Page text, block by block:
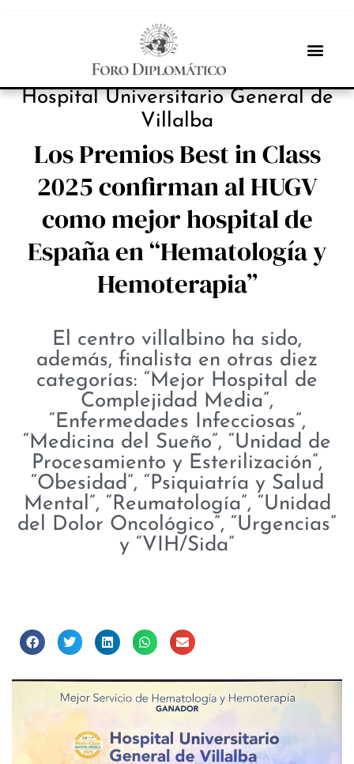
INBOX INTERNACIONAL
Hospital Universitario General de
Villalba
Los Premios Best in Class
2025 confirman al HUGV
como mejor hospital de
España en “Hematología y
Hemoterapia”
El centro villalbino ha sido,
además, finalista en otras diez
categorías: “Mejor Hospital de
Complejidad Media”,
“Enfermedades Infecciosas”,
“Medicina del Sueño”, “Unidad de
Procesamiento y Esterilización”,
“Obesidad”, “Psiquiatría y Salud
Mental”, “Reumatología”, “Unidad
del Dolor Oncológico”, “Urgencias”
y “VIH/Sida”